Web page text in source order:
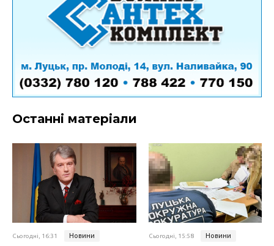
Останні матеріали
Сьогодні, 16:31 Новини Сьогодні, 15:58 Новини